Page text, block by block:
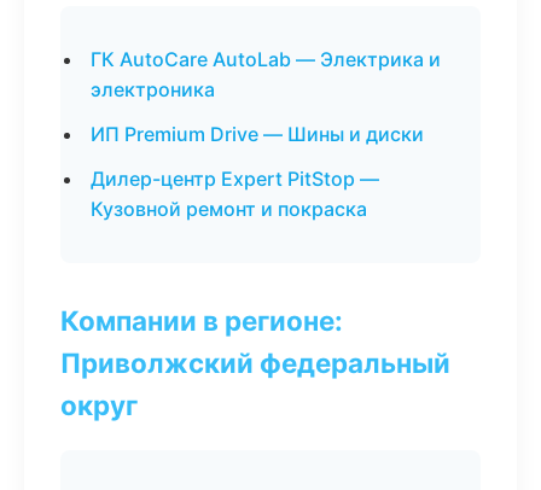
ГК AutoCare AutoLab — Электрика и
электроника
ИП Premium Drive — Шины и диски
Дилер-центр Expert PitStop —
Кузовной ремонт и покраска
Компании в регионе:
Приволжский федеральный
округ